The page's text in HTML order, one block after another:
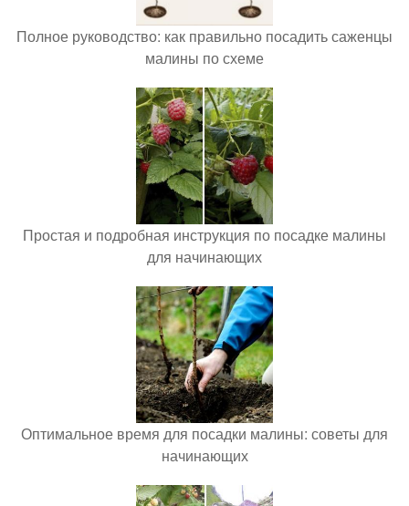
Полное руководство: как правильно посадить саженцы
малины по схеме
Простая и подробная инструкция по посадке малины
для начинающих
Оптимальное время для посадки малины: советы для
начинающих